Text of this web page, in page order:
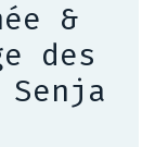
&
des